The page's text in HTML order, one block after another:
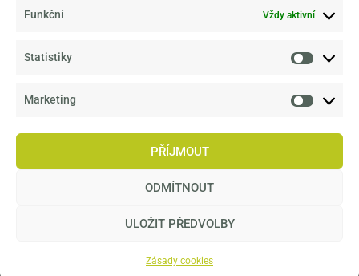
Funkční Vždy aktivní
Statistiky
Marketing
PŘÍJMOUT
ODMÍTNOUT
ULOŽIT PŘEDVOLBY
Zásady cookies
zahrady, které
ještě o
aktivity v širší
životního
– Dendrologická zahrada Průhonice